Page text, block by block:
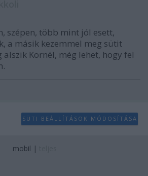
szépen, több mint jól esett,
a másik kezemmel meg sütit
alszik Kornél, még lehet, hogy fel
SÜTI BEÁLLÍTÁSOK MÓDOSÍTÁSA
mobil |